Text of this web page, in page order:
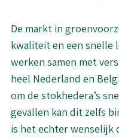
De markt in
kwaliteit en een snelle
werken samen met
heel Nederland en
om de stokhedera’s
gevallen kan dit zelfs
is het echter